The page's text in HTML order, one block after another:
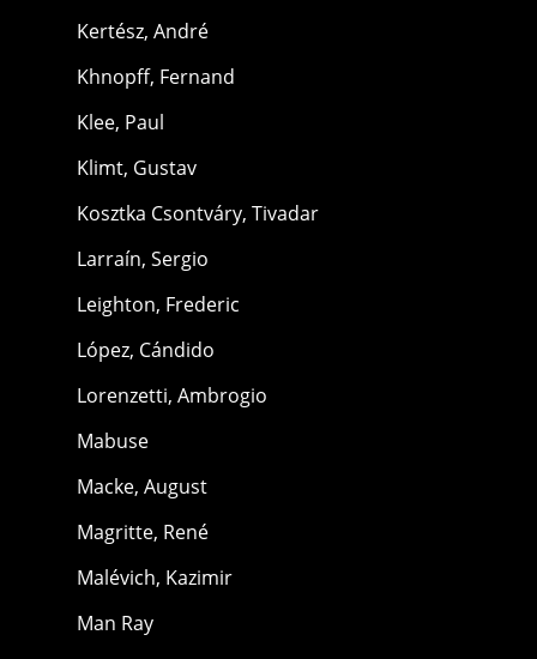
Kertész, André
Khnopff, Fernand
Klee, Paul
Klimt, Gustav
Kosztka Csontváry, Tivadar
Larraín, Sergio
Leighton, Frederic
López, Cándido
Lorenzetti, Ambrogio
Mabuse
Macke, August
Magritte, René
Malévich, Kazimir
Man Ray